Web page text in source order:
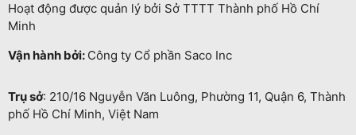
Hoạt động được quản lý bởi Sở TTTT Thành phố Hồ Chí
Minh
Vận hành bởi: Công ty Cổ phần Saco Inc
Trụ sở: 210/16 Nguyễn Văn Luông, Phường 11, Quận 6, Thành
phố Hồ Chí Minh, Việt Nam